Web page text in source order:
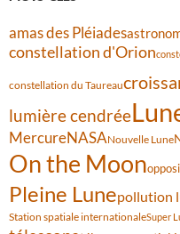
amas des Pléiades
constellation d'Orion
constellation du Taureau
lumière cendrée
MercureNASANouvelle Lune
On the Moon
Pleine Lunepollution
Station spatiale internationaleSuper